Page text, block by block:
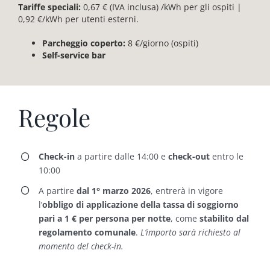
Tariffe speciali: 0,67 € (IVA inclusa) /kWh per gli ospiti |
0,92 €/kWh per utenti esterni.
Parcheggio coperto: 8 €/giorno (ospiti)
Self-service bar
Regole
Check-ina partire dalle 14:00 e check-outentro le
10:00
A partire dal 1° marzo 2026, entrerà in vigore
l’obbligo di applicazione della tassa di soggiorno
pari a 1 € per persona per notte, come stabilito dal
regolamento comunale. L’importo sarà richiesto al
momento del check-in.